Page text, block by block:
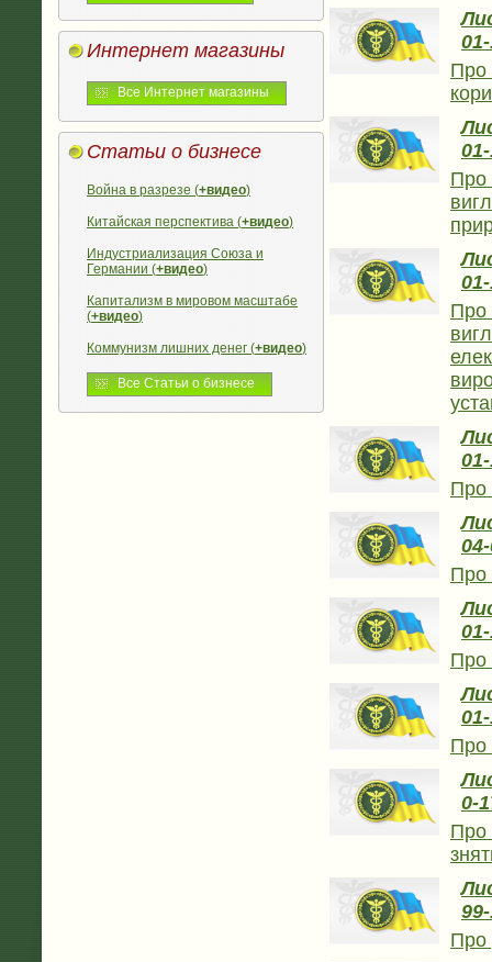
Про
Про
Про
Про
Про
Про
Про
0-
Про
Про
Интернет магазины
Все Интернет магазины
Статьи о бизнесе
Война в разрезе (+видео)
Китайская перспектива (+видео)
Индустриализация Союза и
Германии (+видео)
Капитализм в мировом масштабе
(+видео)
Коммунизм лишних денег (+видео)
Все Статьи о бизнесе